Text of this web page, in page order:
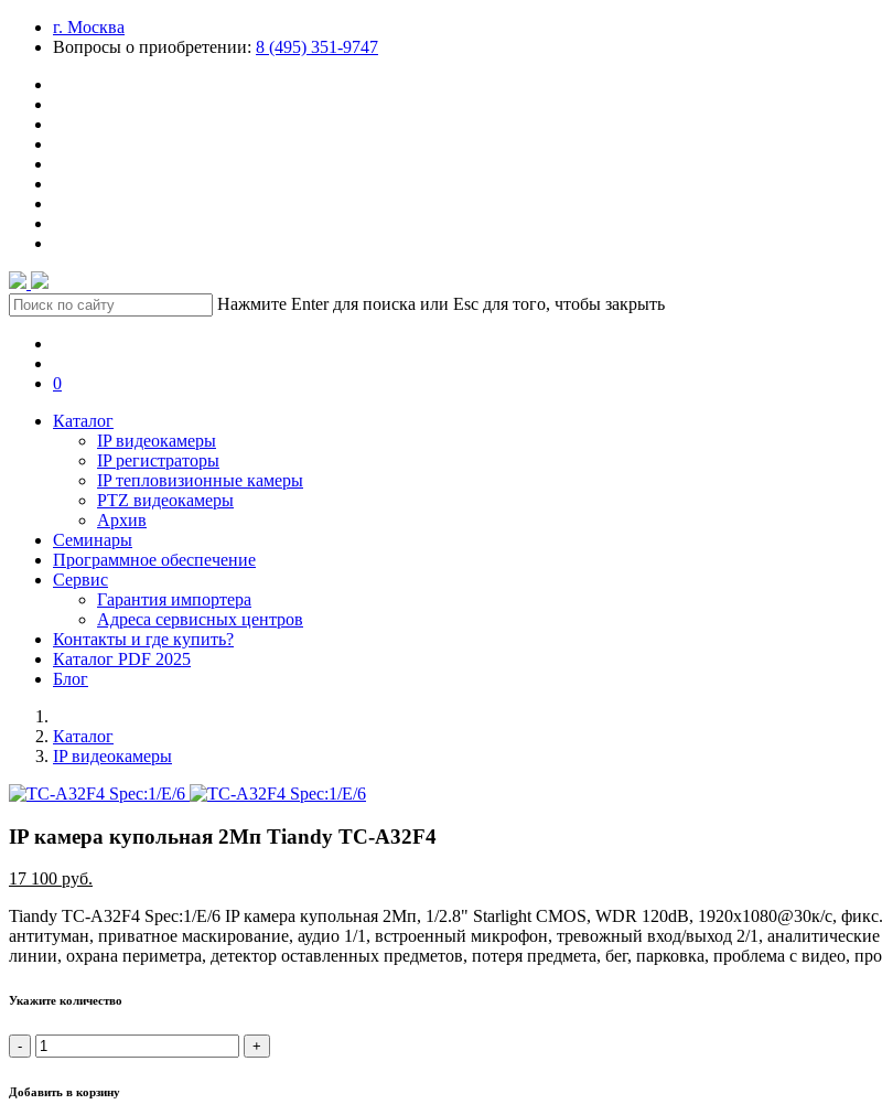
г. Москва
Вопросы о приобретении: 8 (495) 351-9747
Нажмите Enter для поиска или Esc для того, чтобы закрыть
0
Каталог
IP видеокамеры
IP регистраторы
IP тепловизионные камеры
PTZ видеокамеры
Архив
Семинары
Программное обеспечение
Сервис
Гарантия импортера
Адреса сервисных центров
Контакты и где купить?
Каталог PDF 2025
Блог
Каталог
IP видеокамеры
IP камера купольная 2Mп Tiandy TC-A32F4
17 100 руб.
Tiandy TC-A32F4 Spec:1/E/6 IP камера купольная 2Mп, 1/2.8" Starlight CMOS, WDR 120dB, 1920x1080@30к/с,
антитуман, приватное маскирование, аудио 1/1, встроенный микрофон, тревожный вход/выход 2/1,
линии, охрана периметра, детектор оставленных предметов, потеря предмета, бег, парковка, проблема с видео,
Укажите количество
Добавить в корзину